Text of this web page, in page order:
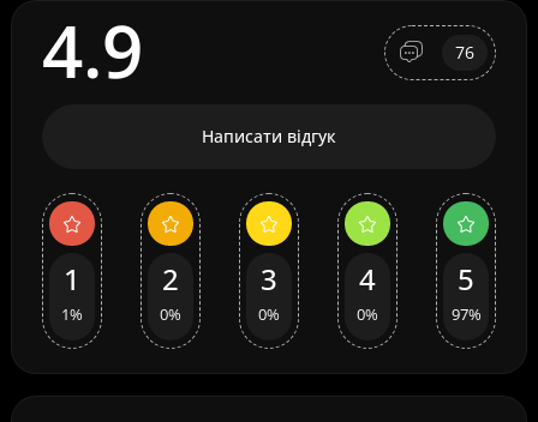
4.9 76
Написати відгук
1
1%
2
0%
3
0%
4
0%
5
97%